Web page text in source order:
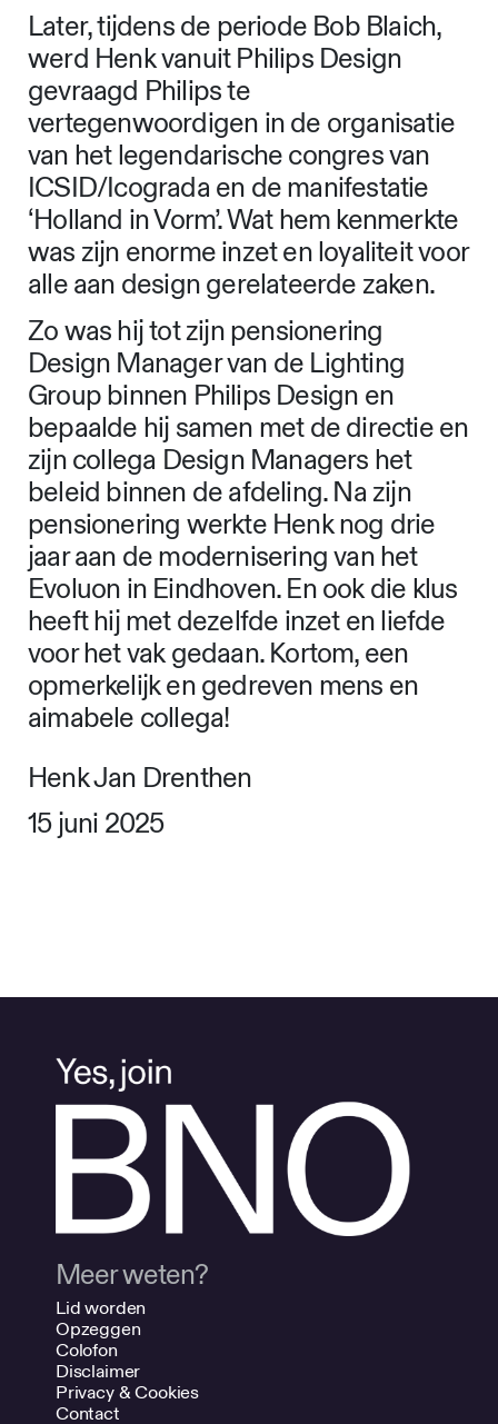
Later, tijdens de periode Bob Blaich,
werd Henk vanuit Philips Design
gevraagd Philips te
vertegenwoordigen in de organisatie
van het legendarische congres van
ICSID/Icograda en de manifestatie
‘Holland in Vorm’. Wat hem kenmerkte
was zijn enorme inzet en loyaliteit voor
alle aan design gerelateerde zaken.
Zo was hij tot zijn pensionering
Design Manager van de Lighting
Group binnen Philips Design en
bepaalde hij samen met de directie en
zijn collega Design Managers het
beleid binnen de afdeling. Na zijn
pensionering werkte Henk nog drie
jaar aan de modernisering van het
Evoluon in Eindhoven. En ook die klus
heeft hij met dezelfde inzet en liefde
voor het vak gedaan. Kortom, een
opmerkelijk en gedreven mens en
aimabele collega!
Henk Jan Drenthen
15 juni 2025
Meer weten?
Lid worden
Opzeggen
Colofon
Disclaimer
Privacy & Cookies
Contact